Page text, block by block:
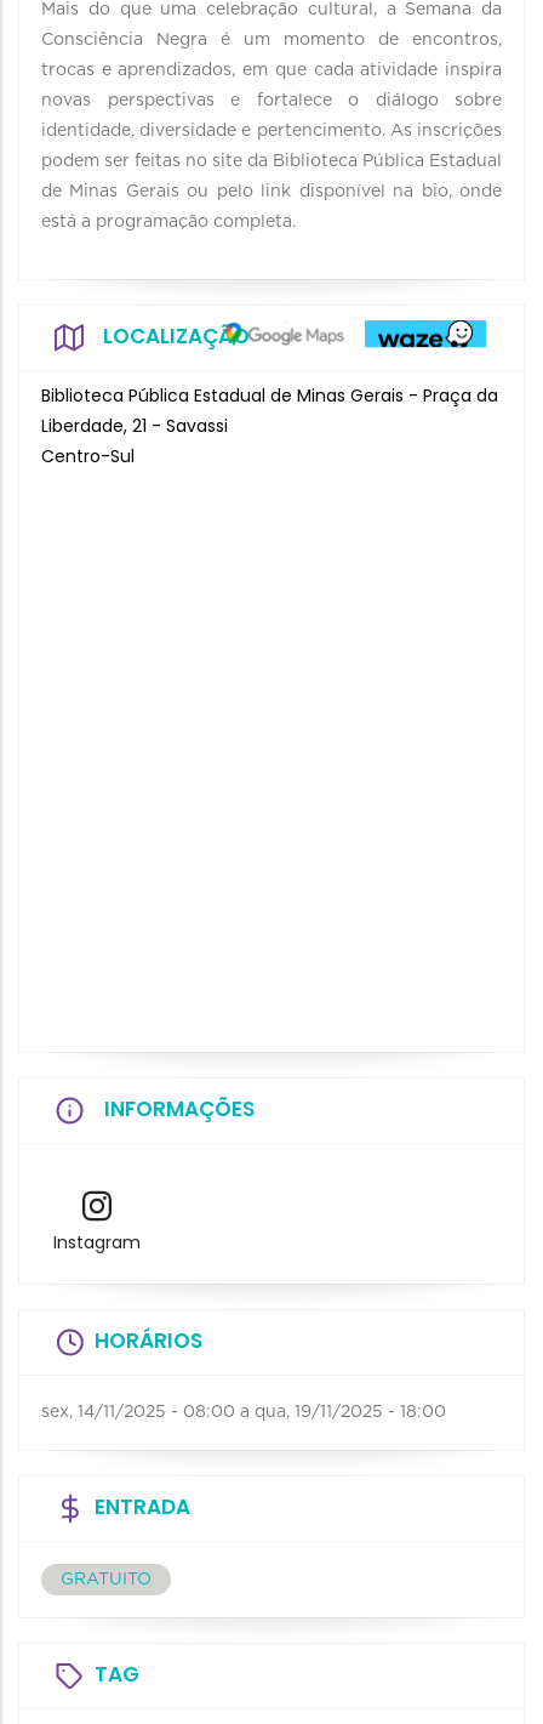
Mais do que uma celebração cultural, a Semana da
Consciência Negra é um momento de encontros,
trocas e aprendizados, em que cada atividade inspira
novas perspectivas e fortalece o diálogo sobre
identidade, diversidade e pertencimento. As inscrições
podem ser feitas no site da Biblioteca Pública Estadual
de Minas Gerais ou pelo link disponível na bio, onde
está a programação completa.
LOCALIZAÇÃO
Biblioteca Pública Estadual de Minas Gerais - Praça da
Liberdade, 21 - Savassi
Centro-Sul
INFORMAÇÕES
Instagram
HORÁRIOS
sex, 14/11/2025 - 08:00 a qua, 19/11/2025 - 18:00
ENTRADA
GRATUITO
TAG